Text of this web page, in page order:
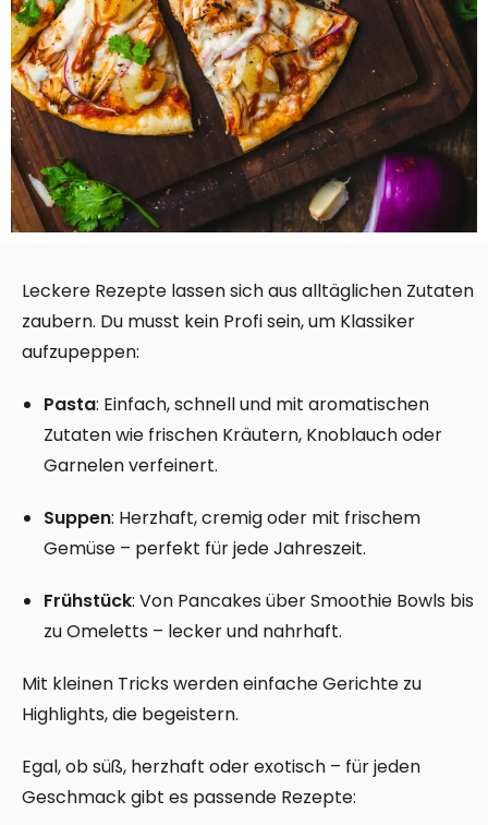
Leckere Rezepte lassen sich aus alltäglichen Zutaten
zaubern. Du musst kein Profi sein, um Klassiker
aufzupeppen:
Pasta: Einfach, schnell und mit aromatischen
Zutaten wie frischen Kräutern, Knoblauch oder
Garnelen verfeinert.
Suppen: Herzhaft, cremig oder mit frischem
Gemüse – perfekt für jede Jahreszeit.
Frühstück: Von Pancakes über Smoothie Bowls bis
zu Omeletts – lecker und nahrhaft.
Mit kleinen Tricks werden einfache Gerichte zu
Highlights, die begeistern.
Egal, ob süß, herzhaft oder exotisch – für jeden
Geschmack gibt es passende Rezepte: